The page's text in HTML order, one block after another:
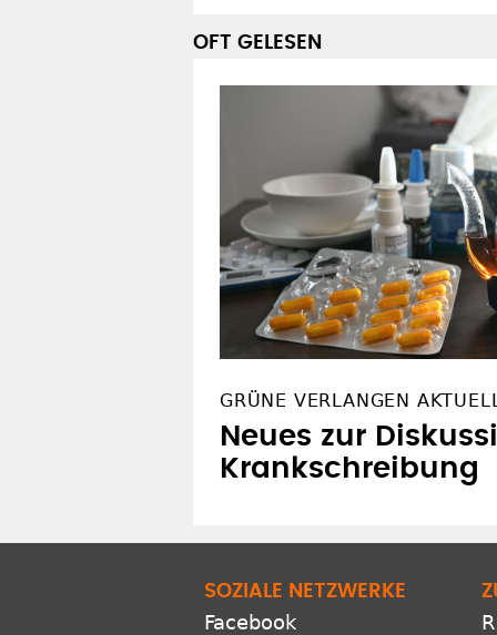
OFT GELESEN
GRÜNE VERLANGEN
Neues zur
Krankschreibung
SOZIALE NETZWERKE
Facebook